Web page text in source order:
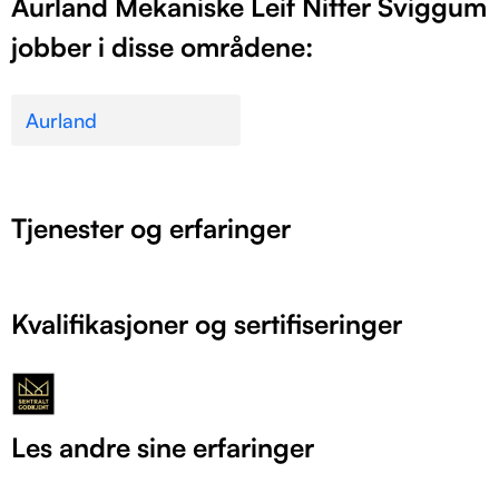
Aurland Mekaniske Leif Nitter Sviggum
jobber i disse områdene:
Aurland
Tjenester og erfaringer
Kvalifikasjoner og sertifiseringer
Les andre sine erfaringer